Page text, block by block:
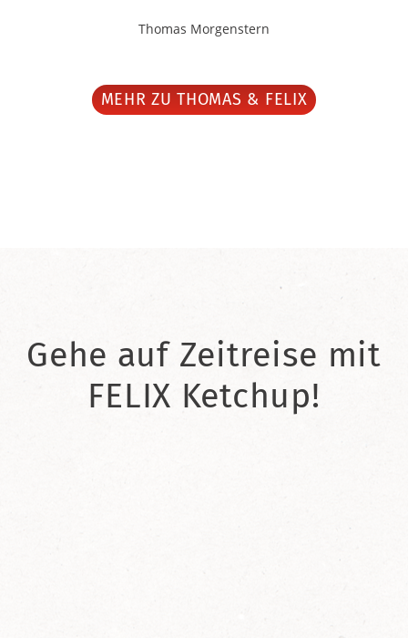
Thomas Morgenstern
MEHR ZU THOMAS & FELIX
Gehe auf Zeitreise mit
FELIX Ketchup!